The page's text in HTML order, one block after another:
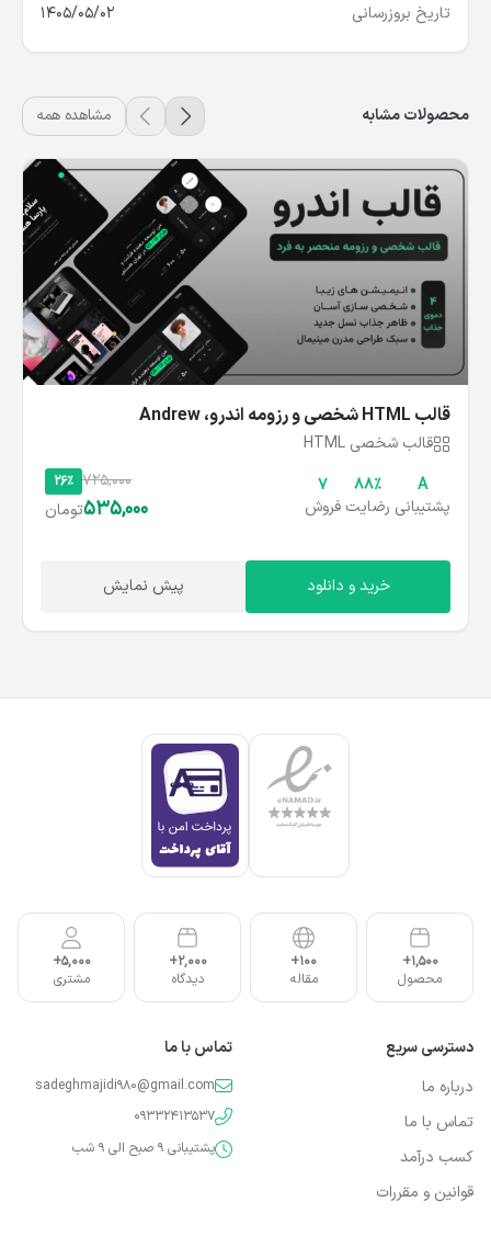
تاریخ بروزرسانی 1405/05/02
محصولات مشابه مشاهده همه
قالب HTML شخصی و رزومه اندرو، Andrew
قالب شخصی HTML
A
پشتیبانی
۸۸%
رضایت
7
فروش
26% 725,000
535,000تومان
خرید و دانلود پیش نمایش
1,500+
محصول
100+
مقاله
2,000+
دیدگاه
5,000+
مشتری
دسترسی سریع
درباره ما
تماس با ما
کسب درآمد
قوانین و مقررات
تماس با ما
sadeghmajidi980@gmail.com
09332413537
پشتیبانی 9 صبح الی 9 شب